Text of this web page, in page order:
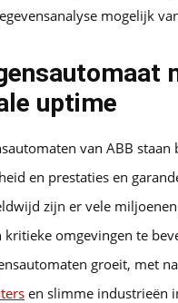
mogelijk
uptime
van ABB staan
en prestaties en
zijn er vele
kritieke omgevingen te
groeit, met
en slimme industrieën